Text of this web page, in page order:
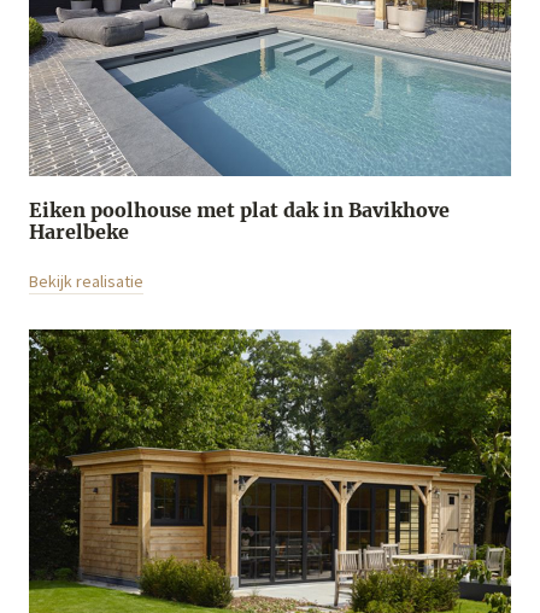
Eiken poolhouse met plat dak in Bavikhove
Harelbeke
Bekijk realisatie